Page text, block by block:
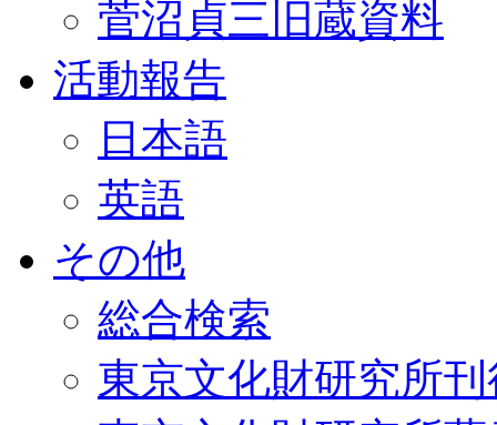
菅沼貞三旧蔵資料
活動報告
日本語
英語
その他
総合検索
東京文化財研究所